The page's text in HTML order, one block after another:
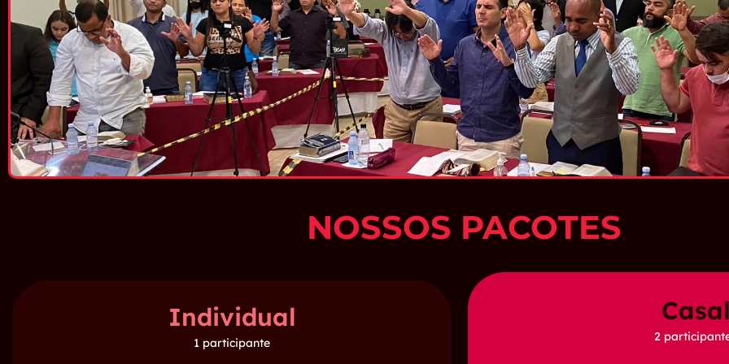
NOSSOS PACOTES
Individual
1 participante 2